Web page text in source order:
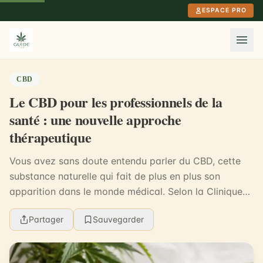
ESPACE PRO
CBD
Le CBD pour les professionnels de la
santé : une nouvelle approche
thérapeutique
Vous avez sans doute entendu parler du CBD, cette
substance naturelle qui fait de plus en plus son
apparition dans le monde médical. Selon la Clinique
Mayo, le CBD est utilisé pour traiter des conditi...
Partager Sauvegarder